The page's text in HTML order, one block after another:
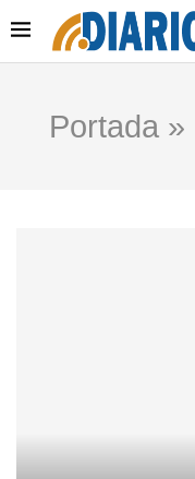
Portada »